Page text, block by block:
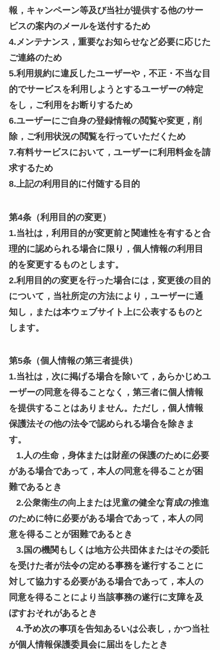
報，キャンペーン等及び当社が提供する他のサー
ビスの案内のメールを送付するため
4.メンテナンス，重要なお知らせなど必要に応じた
ご連絡のため
5.利用規約に違反したユーザーや，不正・不当な目
的でサービスを利用しようとするユーザーの特定
をし，ご利用をお断りするため
6.ユーザーにご自身の登録情報の閲覧や変更，削
除，ご利用状況の閲覧を行っていただくため
7.有料サービスにおいて，ユーザーに利用料金を請
求するため
8.上記の利用目的に付随する目的
第4条（利用目的の変更）
1.当社は，利用目的が変更前と関連性を有すると合
理的に認められる場合に限り，個人情報の利用目
的を変更するものとします。
2.利用目的の変更を行った場合には，変更後の目的
について，当社所定の方法により，ユーザーに通
知し，または本ウェブサイト上に公表するものと
します。
第5条（個人情報の第三者提供）
1.当社は，次に掲げる場合を除いて，あらかじめユ
ーザーの同意を得ることなく，第三者に個人情報
を提供することはありません。ただし，個人情報
保護法その他の法令で認められる場合を除きま
す。
1.人の生命，身体または財産の保護のために必要
がある場合であって，本人の同意を得ることが困
難であるとき
2.公衆衛生の向上または児童の健全な育成の推進
のために特に必要がある場合であって，本人の同
意を得ることが困難であるとき
3.国の機関もしくは地方公共団体またはその委託
を受けた者が法令の定める事務を遂行することに
対して協力する必要がある場合であって，本人の
同意を得ることにより当該事務の遂行に支障を及
ぼすおそれがあるとき
4.予め次の事項を告知あるいは公表し，かつ当社
が個人情報保護委員会に届出をしたとき